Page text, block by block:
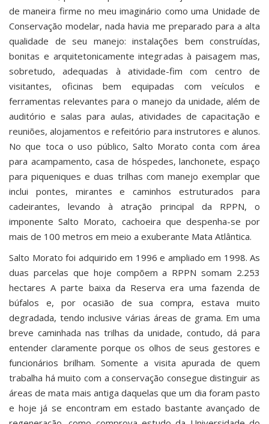
de maneira firme no meu imaginário como uma Unidade de
Conservação modelar, nada havia me preparado para a alta
qualidade de seu manejo: instalações bem construídas,
bonitas e arquitetonicamente integradas à paisagem mas,
sobretudo, adequadas à atividade-fim com centro de
visitantes, oficinas bem equipadas com veículos e
ferramentas relevantes para o manejo da unidade, além de
auditório e salas para aulas, atividades de capacitação e
reuniões, alojamentos e refeitório para instrutores e alunos.
No que toca o uso público, Salto Morato conta com área
para acampamento, casa de hóspedes, lanchonete, espaço
para piqueniques e duas trilhas com manejo exemplar que
inclui pontes, mirantes e caminhos estruturados para
cadeirantes, levando à atração principal da RPPN, o
imponente Salto Morato, cachoeira que despenha-se por
mais de 100 metros em meio a exuberante Mata Atlântica.
Salto Morato foi adquirido em 1996 e ampliado em 1998. As
duas parcelas que hoje compõem a RPPN somam 2.253
hectares A parte baixa da Reserva era uma fazenda de
búfalos e, por ocasião de sua compra, estava muito
degradada, tendo inclusive várias áreas de grama. Em uma
breve caminhada nas trilhas da unidade, contudo, dá para
entender claramente porque os olhos de seus gestores e
funcionários brilham. Somente a visita apurada de quem
trabalha há muito com a conservação consegue distinguir as
áreas de mata mais antiga daquelas que um dia foram pasto
e hoje já se encontram em estado bastante avançado de